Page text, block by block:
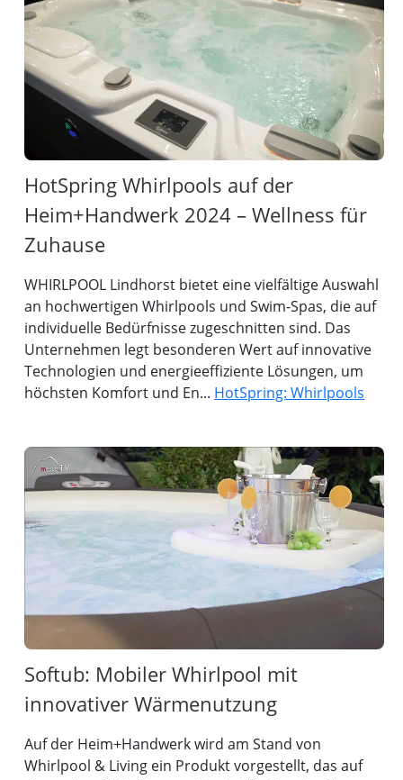
HotSpring Whirlpools auf der
Heim+Handwerk 2024 – Wellness für
Zuhause
WHIRLPOOL Lindhorst bietet eine vielfältige Auswahl
an hochwertigen Whirlpools und Swim-Spas, die auf
individuelle Bedürfnisse zugeschnitten sind. Das
Unternehmen legt besonderen Wert auf innovative
Technologien und energieeffiziente Lösungen, um
höchsten Komfort und En... HotSpring: Whirlpools
Softub: Mobiler Whirlpool mit
innovativer Wärmenutzung
Auf der Heim+Handwerk wird am Stand von
Whirlpool & Living ein Produkt vorgestellt, das auf